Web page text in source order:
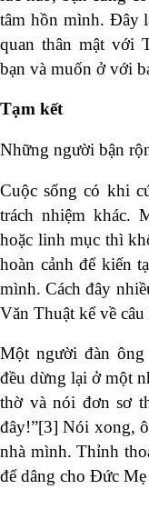
tâm hồn mình. Đây
quan thân mật với
bạn và muốn ở với
Tạm kết
Những người bận
Cuộc sống có khi
trách nhiệm khác.
hoặc linh mục thì
hoàn cảnh để kiến
mình. Cách đây
Văn Thuật kể về
Một người đàn
đều dừng lại ở một
thờ và nói đơn sơ
đây!”[3] Nói xong,
nhà mình. Thỉnh
để dâng cho Đức